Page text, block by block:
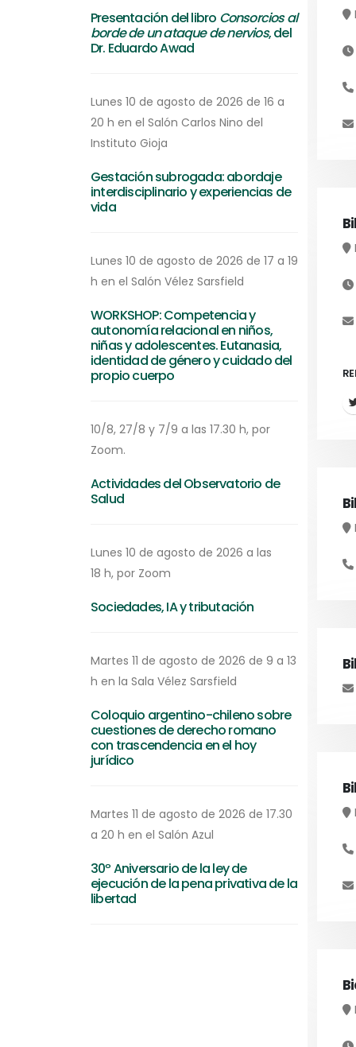
Presentación del libro Consorcios al
borde de un ataque de nervios, del
Dr. Eduardo Awad
Lunes 10 de agosto de 2026 de 16 a
20 h en el Salón Carlos Nino del
Instituto Gioja
Gestación subrogada: abordaje
interdisciplinario y experiencias de
vida
Lunes 10 de agosto de 2026 de 17 a 19
h en el Salón Vélez Sarsfield
WORKSHOP: Competencia y
autonomía relacional en niños,
niñas y adolescentes. Eutanasia,
identidad de género y cuidado del
propio cuerpo
10/8, 27/8 y 7/9 a las 17.30 h, por
Zoom.
Actividades del Observatorio de
Salud
Lunes 10 de agosto de 2026 a las
18 h, por Zoom
Sociedades, IA y tributación
Martes 11 de agosto de 2026 de 9 a 13
h en la Sala Vélez Sarsfield
Coloquio argentino-chileno sobre
cuestiones de derecho romano
con trascendencia en el hoy
jurídico
Martes 11 de agosto de 2026 de 17.30
a 20 h en el Salón Azul
30º Aniversario de la ley de
ejecución de la pena privativa de la
libertad